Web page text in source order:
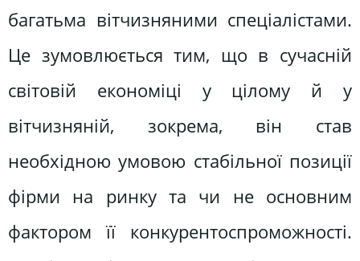
багатьма вітчизняними спеціалістами.
Це зумовлюється тим, що в сучасній
світовій економіці у цілому й у
вітчизняній, зокрема, він став
необхідною умовою стабільної позиції
фірми на ринку та чи не основним
фактором її конкурентоспроможності.